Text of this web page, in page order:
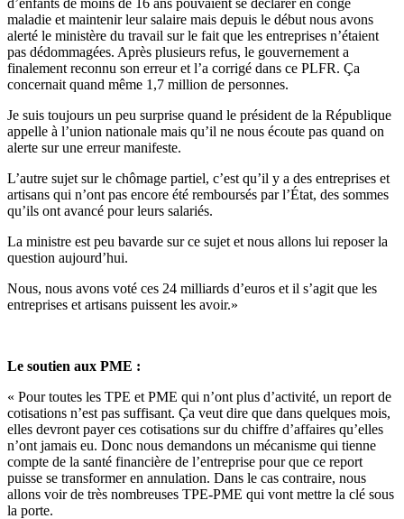
maladie et maintenir leur salaire mais depuis le début nous avons
alerté le ministère du travail sur le fait que les entreprises n’étaient
pas dédommagées. Après plusieurs refus, le gouvernement a
finalement reconnu son erreur et l’a corrigé dans ce PLFR. Ça
concernait quand même 1,7 million de personnes.
Je suis toujours un peu surprise quand le président de la République
appelle à l’union nationale mais qu’il ne nous écoute pas quand on
alerte sur une erreur manifeste.
L’autre sujet sur le chômage partiel, c’est qu’il y a des entreprises et
artisans qui n’ont pas encore été remboursés par l’État, des sommes
qu’ils ont avancé pour leurs salariés.
La ministre est peu bavarde sur ce sujet et nous allons lui reposer la
question aujourd’hui.
Nous, nous avons voté ces 24 milliards d’euros et il s’agit que les
entreprises et artisans puissent les avoir.»
Le soutien aux PME :
« Pour toutes les TPE et PME qui n’ont plus d’activité, un report de
cotisations n’est pas suffisant. Ça veut dire que dans quelques mois,
elles devront payer ces cotisations sur du chiffre d’affaires qu’elles
n’ont jamais eu. Donc nous demandons un mécanisme qui tienne
compte de la santé financière de l’entreprise pour que ce report
puisse se transformer en annulation. Dans le cas contraire, nous
allons voir de très nombreuses TPE-PME qui vont mettre la clé sous
la porte.